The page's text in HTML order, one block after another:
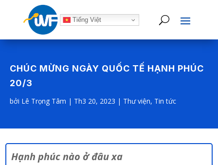
Tiếng Việt
CHÚC MỪNG NGÀY QUỐC TẾ HẠNH PHÚC
20/3
bởi Lê Trọng Tâm | Th3 20, 2023 | Thư viện, Tin tức
Hạnh phúc nào ở đâu xa